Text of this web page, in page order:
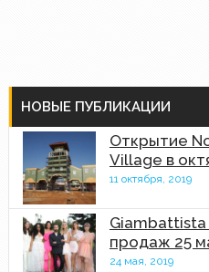
НОВЫЕ ПУБЛИКАЦИИ
Открытие
Village в
11 октября, 2019
Giambattista
продаж 25
24 мая, 2019